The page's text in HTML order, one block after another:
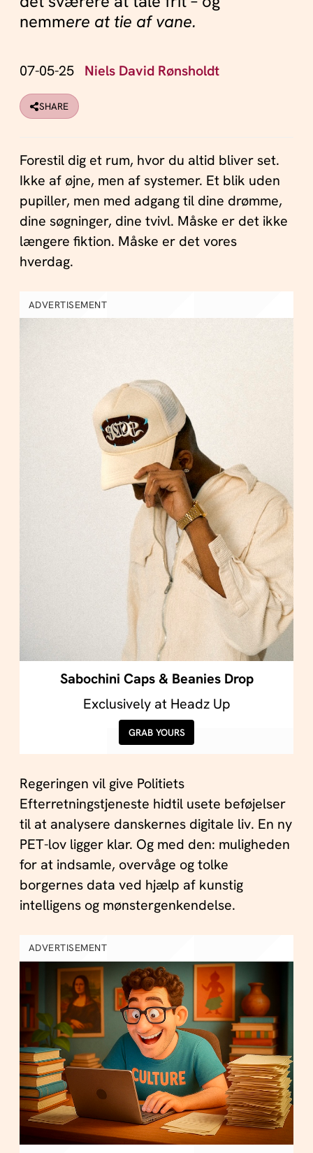
nemmere at tie af vane.
07-05-25 Niels David Rønsholdt
SHARE
Forestil dig et rum, hvor du altid bliver set.
Ikke af øjne, men af systemer. Et blik uden
pupiller, men med adgang til dine drømme,
dine søgninger, dine tvivl. Måske er det ikke
længere fiktion. Måske er det vores
hverdag.
ADVERTISEMENT
Sabochini Caps & Beanies Drop
Exclusively at Headz Up
GRAB YOURS
Regeringen vil give Politiets
Efterretningstjeneste hidtil usete beføjelser
til at analysere danskernes digitale liv. En ny
PET-lov ligger klar. Og med den: muligheden
for at indsamle, overvåge og tolke
borgernes data ved hjælp af kunstig
intelligens og mønstergenkendelse.
ADVERTISEMENT